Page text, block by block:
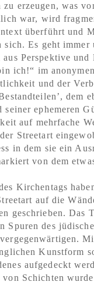
zu erzeugen, was
war, wird
überführt und
sich. Es geht immer
aus Perspektive und
ich!“ im anonymen
und der
dem
seiner ephemeren
auf mehrfache
Streetart
in dem sie ein
von dem
Kirchentags
auf die
geschrieben. Das
Spuren des
Kunstform
aufgedeckt
Schichten